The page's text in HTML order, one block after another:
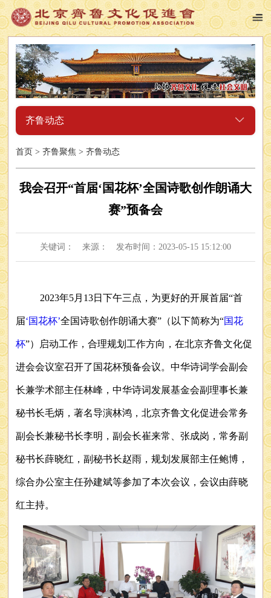
齐鲁动态
首页 >齐鲁聚焦 >齐鲁动态
我会召开“首届‘国花杯’全国诗歌创作朗诵大
赛”预备会
关键词： 来源： 发布时间：2023-05-15 15:12:00
2023年5月13日下午三点，为更好的开展首届“首
届‘国花杯’全国诗歌创作朗诵大赛”（以下简称为“国花
杯”）启动工作，合理规划工作方向，在北京齐鲁文化促
进会会议室召开了国花杯预备会议。中华诗词学会副会
长兼学术部主任林峰，中华诗词发展基金会副理事长兼
秘书长毛炳，著名导演林鸿，北京齐鲁文化促进会常务
副会长兼秘书长李明，副会长崔来常、张成岗，常务副
秘书长薛晓红，副秘书长赵雨，规划发展部主任鲍博，
综合办公室主任孙建斌等参加了本次会议，会议由薛晓
红主持。